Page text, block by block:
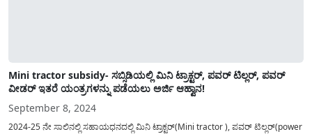
Mini tractor subsidy- ಸಬ್ಸಿಡಿಯಲ್ಲಿ ಮಿನಿ ಟ್ರಾಕ್ಟರ್, ಪವರ್ ಟಿಲ್ಲರ್, ಪವರ್
ವೀಡರ್ ಇತರೆ ಯಂತ್ರಗಳನ್ನು ಪಡೆಯಲು ಅರ್ಜಿ ಆಹ್ವಾನ!
September 8, 2024
2024-25 ನೇ ಸಾಲಿನಲ್ಲಿ ಸಹಾಯಧನದಲ್ಲಿ ಮಿನಿ ಟ್ರಾಕ್ಟರ್(Mini tractor ), ಪವರ್ ಟಿಲ್ಲರ್(power